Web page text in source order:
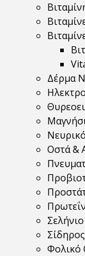
Δέρμα
Οστά &
Σελήνιο
Σίδηρος
Φολικό